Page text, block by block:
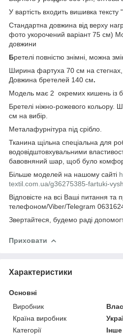
У вартість входить вишивка тексту
Стандартна довжина від верху
фото укорочений варіант 75 см)
довжини
Бретелі повністю знімні, можна
Ширина фартуха 70 см на
Довжина бретелей 140 см.
Модель має 2 окремих кишень із
Бретелі ніжно-рожевого
см на вибір.
Металафурнітура під срібло.
Тканина щільна спеціальна для
водовідштовхувальними
бавовняний шар, щоб було
Більше моделей на нашому сайті
textil.com.ua/g36275385-fartuki-
Відповісте на всі Ваші питання
телефоном/Viber/Telegram
Звертайтеся, будемо раді
Приховати
Характеристики
Основні
Виробник
Країна виробник
Категорії
Інше